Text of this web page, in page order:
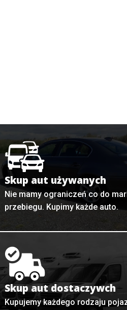
Skup aut używanych
Nie mamy ograniczeń co do
przebiegu. Kupimy każde auto.
Skup aut dostaczywch
Kupujemy każdego rodzaju